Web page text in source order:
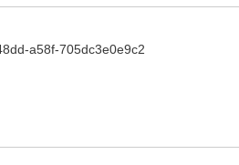
a58f-705dc3e0e9c2